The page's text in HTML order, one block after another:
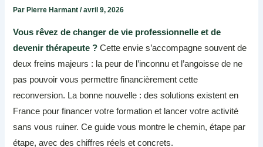
Par Pierre Harmant/avril 9, 2026
Vous rêvez de changer de vie professionnelle et de
devenir thérapeute ? Cette envie s’accompagne souvent de
deux freins majeurs : la peur de l’inconnu et l’angoisse de ne
pas pouvoir vous permettre financièrement cette
reconversion. La bonne nouvelle : des solutions existent en
France pour financer votre formation et lancer votre activité
sans vous ruiner. Ce guide vous montre le chemin, étape par
étape, avec des chiffres réels et concrets.